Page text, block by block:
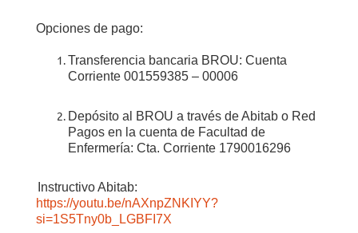
Opciones de pago:
Transferencia bancaria BROU: Cuenta
Corriente 001559385 – 00006
Depósito al BROU a través de Abitab o Red
Pagos en la cuenta de Facultad de
Enfermería: Cta. Corriente 1790016296
Instructivo Abitab:
https://youtu.be/nAXnpZNKIYY?
si=1S5Tny0b_LGBFI7X